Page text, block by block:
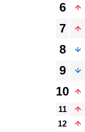
6
7
8
9
10
11
12